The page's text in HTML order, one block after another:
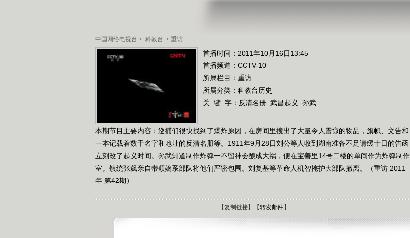
中国网络电视台 > 科教台 > 重访
首播时间：2011年10月16日13:45
首播频道： CCTV-10
所属栏目： 重访
所属分类：科教台历史
关 键 字： 反清名册 武昌起义 孙武
本期节目主要内容：巡捕们很快找到了爆炸原因，在房间里搜出了大量令人震惊的物品，旗帜、文告和
一本记载着数千名字和地址的反清名册等。1911年9月28日刘公等人收到湖南准备不足请缓十日的告函
立刻改了起义时间。孙武知道制作炸弹一不留神会酿成大祸，便在宝善里14号二楼的单间作为炸弹制作
室。镇统张飙亲自带领嫡系部队将他们严密包围。刘复基等革命人机智掩护大部队撤离。（重访 2011
年 第42期）
【复制链接】【转发邮件 】